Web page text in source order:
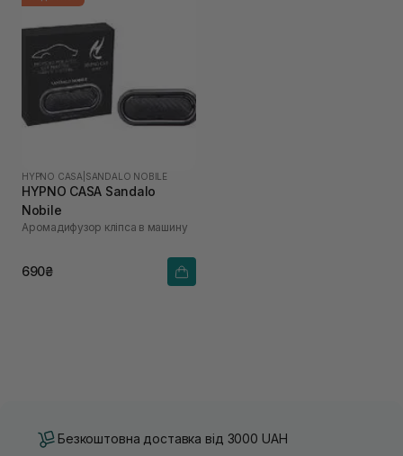
HYPNO CASA SANDALO NOBILE
HYPNO CASA Sandalo
Nobile
Аромадифузор кліпса в машину
690₴
Безкоштовна доставка від 3000 UAH